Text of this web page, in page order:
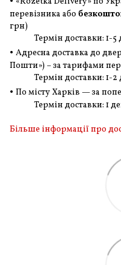
перевізника або
грн)
Термін доставки: 1-5
• Адресна доставка до
Пошти») – за тарифами
Термін доставки: 1-2
• По місту Харків — за
Термін доставки: 1
Більше інформації про